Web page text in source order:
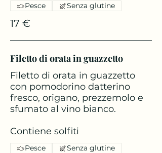
17 €
Pesce Senza glutine
Filetto di orata in guazzetto
Filetto di orata in guazzetto
con pomodorino datterino
fresco, origano, prezzemolo e
sfumato al vino bianco.
Contiene solfiti
Pesce Senza glutine